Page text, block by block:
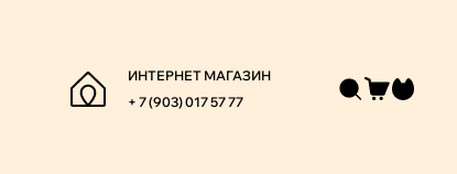
ИНТЕРНЕТ МАГАЗИН
+ 7 (903) 017 57 77